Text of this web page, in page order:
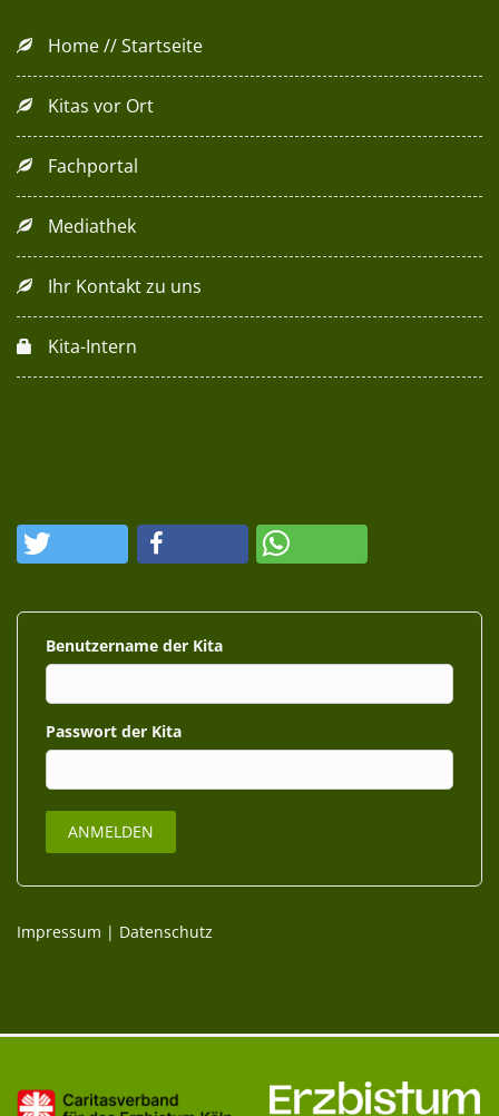
Home // Startseite
Kitas vor Ort
Fachportal
Mediathek
Ihr Kontakt zu uns
Kita-Intern
Benutzername
Passwort
Impressum | Datenschutz